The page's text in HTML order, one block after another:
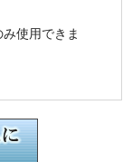
使用できま